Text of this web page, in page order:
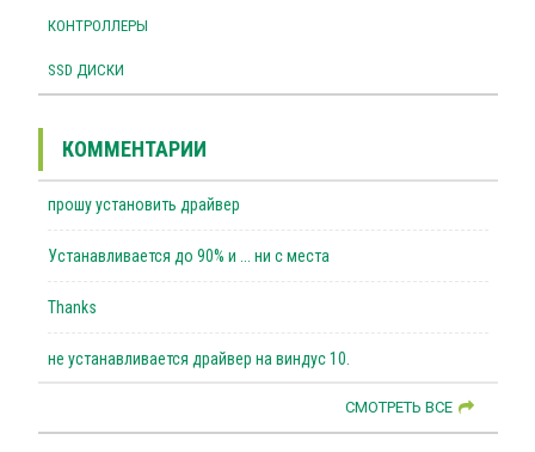
КОНТРОЛЛЕРЫ
SSD ДИСКИ
КОММЕНТАРИИ
прошу установить драйвер
Устанавливается до 90% и ... ни с места
Thanks
не устанавливается драйвер на виндус 10.
СМОТРЕТЬ ВСЕ